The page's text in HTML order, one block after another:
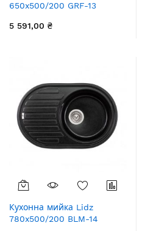
650x500/200 GRF-13
5 591,00 ₴
Кухонна мийка Lidz
780x500/200 BLM-14